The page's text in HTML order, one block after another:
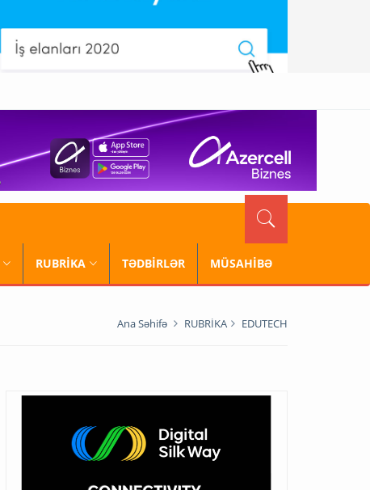
RUBRİKA TƏDBİRLƏR MÜSAHİBƏ
Ana Səhifə RUBRİKA EDUTECH